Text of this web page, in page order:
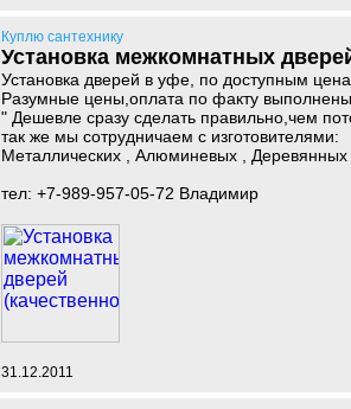
Куплю сантехнику
Установка межкомнатных
Установка дверей в уфе, по доступным
Разумные цены,оплата по факту
" Дешевле сразу сделать правильно,чем
так же мы сотрудничаем с изготовителями:
Металлических , Алюминевых , Деревянных
тел: +7-989-957-05-72 Владимир
31.12.2011